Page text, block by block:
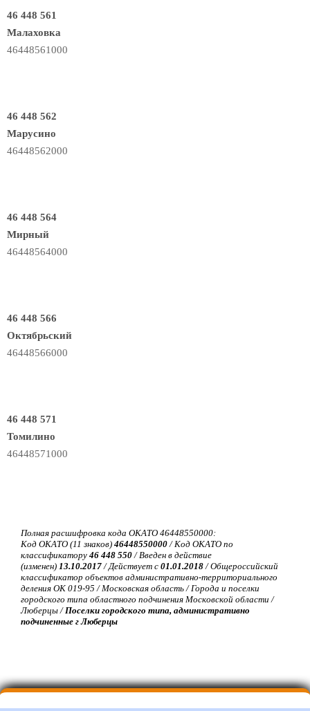
46 448 561
Малаховка
46448561000
46 448 562
Марусино
46448562000
46 448 564
Мирный
46448564000
46 448 566
Октябрьский
46448566000
46 448 571
Томилино
46448571000
Полная расшифровка кода ОКАТО 46448550000:
Код ОКАТО (11 знаков) 46448550000/ Код ОКАТО по
классификатору 46 448 550/ Введен в действие
(изменен) 13.10.2017/ Действует с 01.01.2018/ Общероссийский
классификатор объектов административно-территориального
деления ОК 019-95 / Московская область / Города и поселки
городского типа областного подчинения Московской области /
Люберцы /Поселки городского типа, административно
подчиненные г Люберцы